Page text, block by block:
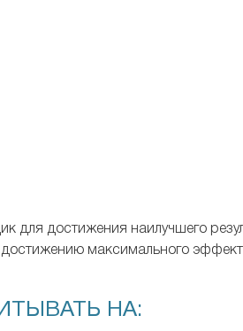
для достижения наилучшего
максимального
НА: